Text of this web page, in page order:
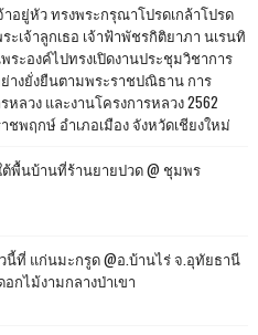
อยู่หัว ทรงพระกรุณาโปรดเกล้าโปรด
เจ้าลูกเธอ เจ้าฟ้าพัชรกิติยาภา นเรนทิ
ระองค์ไปทรงเปิดงานประชุมวิชาการ
งยั่งยืนตามพระราชปณิธาน การ
ลวง และงานโครงการหลวง 2562
พฤกษ์ อำเภอเมือง จังหวัดเชียงใหม่
พื้นบ้านที่ร้านยายปวด @ ชุมพร
นี้ที่ แก่นมะกรูด @อ.บ้านไร่ จ.อุทัยธานี
กไม้งามกลางป่าเขา